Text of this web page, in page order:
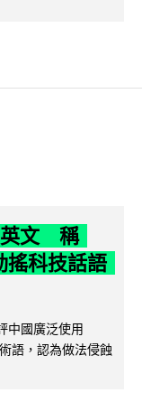
英文 稱
搖科技話語
中國廣泛使用
語，認為做法侵蝕